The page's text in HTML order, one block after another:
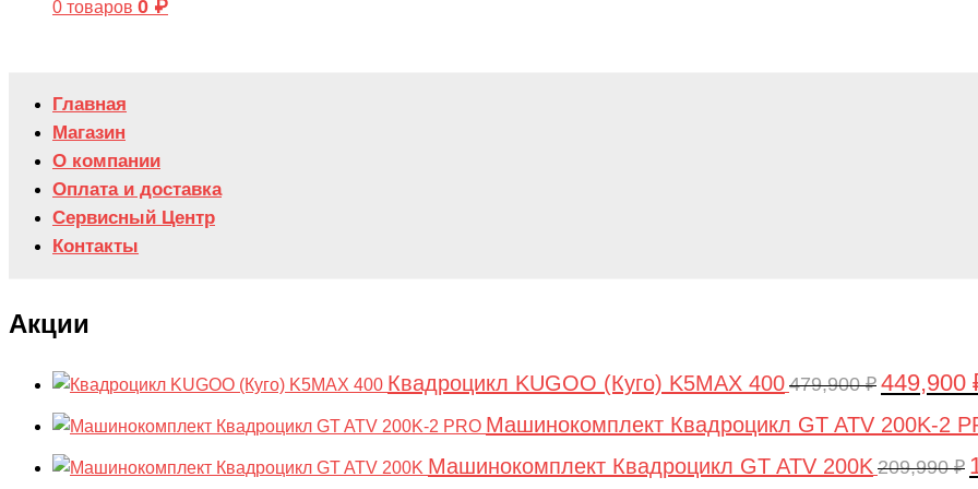
0 товаров 0 ₽
Главная
Магазин
О компании
Оплата и доставка
Сервисный Центр
Контакты
Акции
Квадроцикл KUGOO (Куго) K5MAX 400 479,900₽
составляла
479,900 ₽.
449,900
Машинокомплект Квадроцикл GT ATV 200K-2
Машинокомплект Квадроцикл GT ATV 200K 209,990₽